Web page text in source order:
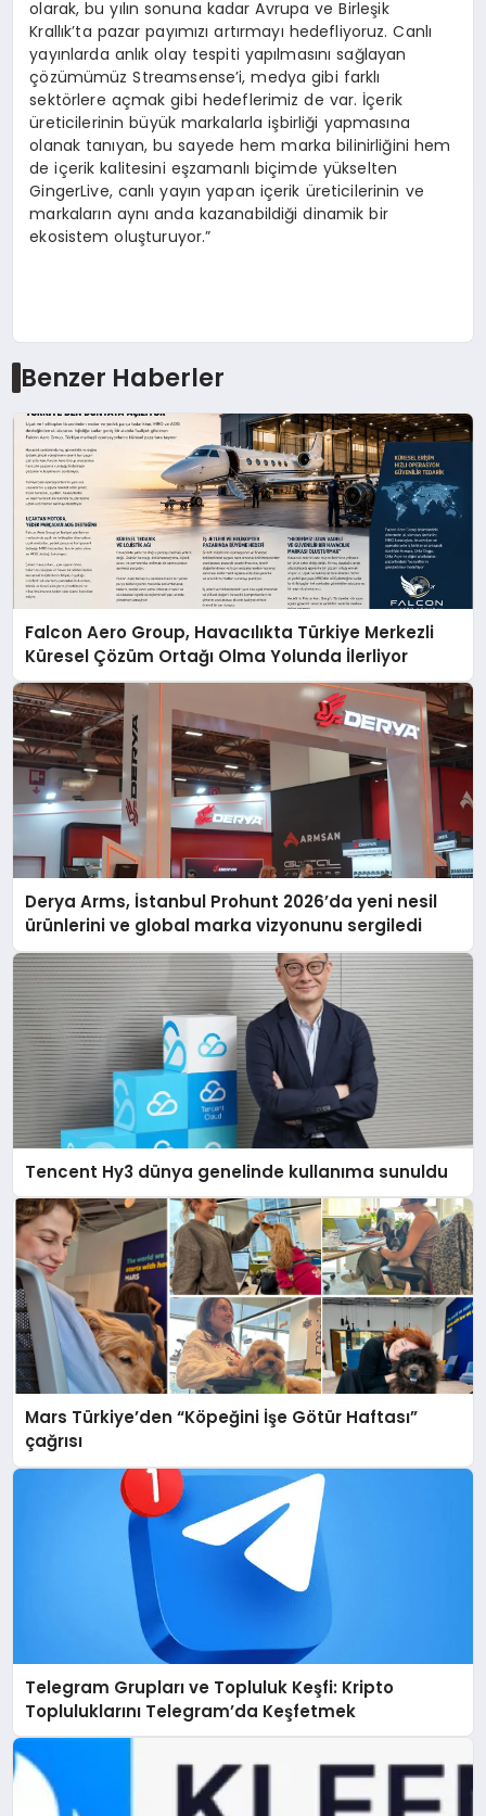
olarak, bu yılın sonuna kadar Avrupa ve Birleşik
Krallık’ta pazar payımızı artırmayı hedefliyoruz. Canlı
yayınlarda anlık olay tespiti yapılmasını sağlayan
çözümümüz Streamsense’i, medya gibi farklı
sektörlere açmak gibi hedeflerimiz de var. İçerik
üreticilerinin büyük markalarla işbirliği yapmasına
olanak tanıyan, bu sayede hem marka bilinirliğini hem
de içerik kalitesini eşzamanlı biçimde yükselten
GingerLive, canlı yayın yapan içerik üreticilerinin ve
markaların aynı anda kazanabildiği dinamik bir
ekosistem oluşturuyor.”
Benzer Haberler
Falcon Aero Group, Havacılıkta Türkiye Merkezli
Küresel Çözüm Ortağı Olma Yolunda İlerliyor
Derya Arms, İstanbul Prohunt 2026’da yeni nesil
ürünlerini ve global marka vizyonunu sergiledi
Tencent Hy3 dünya genelinde kullanıma sunuldu
Mars Türkiye’den “Köpeğini İşe Götür Haftası”
çağrısı
Telegram Grupları ve Topluluk Keşfi: Kripto
Topluluklarını Telegram’da Keşfetmek